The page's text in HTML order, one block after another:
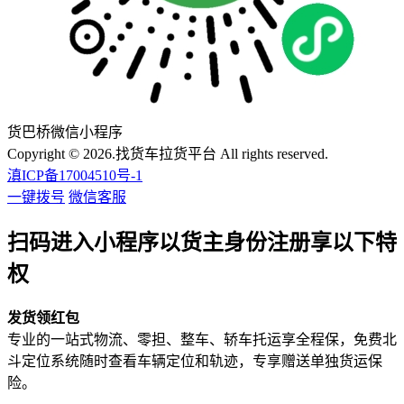
货巴桥微信小程序
Copyright © 2026.找货车拉货平台 All rights reserved.
滇ICP备17004510号-1
一键拨号 微信客服
扫码进入小程序以货主身份注册享以下特
权
发货领红包
专业的一站式物流、零担、整车、轿车托运享全程保，免费北
斗定位系统随时查看车辆定位和轨迹，专享赠送单独货运保
险。